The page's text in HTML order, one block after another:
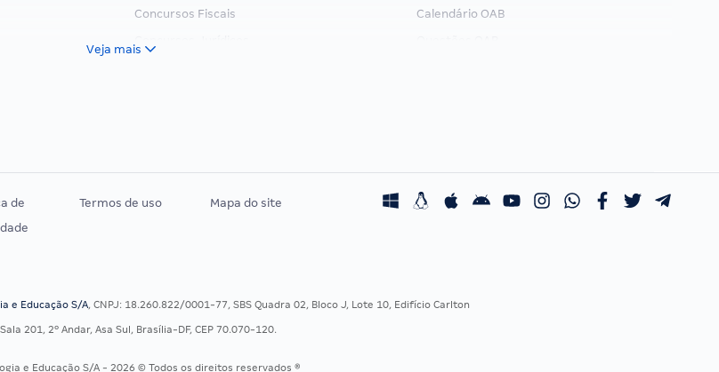
Concursos Fiscais
Residência Multiprofissional
Calendário OAB
Veja mais
de
Termos de uso Mapa do site
e Educação S/A, CNPJ: 18.260.822/0001-77, SBS Quadra 02, Bloco J, Lote 10, Edifício Carlton
201, 2º Andar, Asa Sul, Brasília-DF, CEP 70.070-120.
e Educação S/A - 2026 © Todos os direitos reservados ®